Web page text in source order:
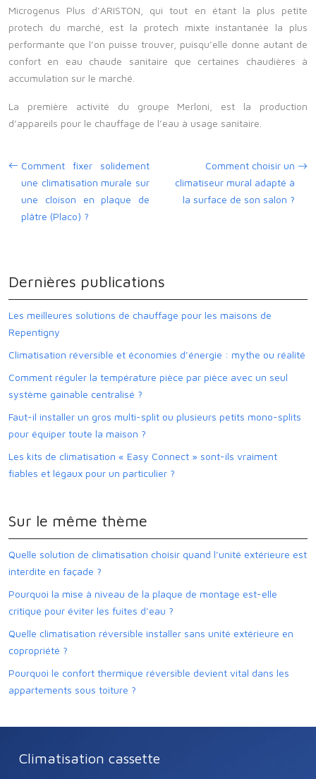
Microgenus Plus d’ARISTON, qui tout en étant la plus petite
protech du marché, est la protech mixte instantanée la plus
performante que l’on puisse trouver, puisqu’elle donne autant de
confort en eau chaude sanitaire que certaines chaudières à
accumulation sur le marché.
La première activité du groupe Merloni, est la production
d’appareils pour le chauffage de l’eau à usage sanitaire.
Comment fixer solidement
une climatisation murale sur
une cloison en plaque de
plâtre (Placo) ?
Comment choisir un
climatiseur mural adapté à
la surface de son salon ?
Dernières publications
Les meilleures solutions de chauffage pour les maisons de
Repentigny
Climatisation réversible et économies d’énergie : mythe ou réalité
Comment réguler la température pièce par pièce avec un seul
système gainable centralisé ?
Faut-il installer un gros multi-split ou plusieurs petits mono-splits
pour équiper toute la maison ?
Les kits de climatisation « Easy Connect » sont-ils vraiment
fiables et légaux pour un particulier ?
Sur le même thème
Quelle solution de climatisation choisir quand l’unité extérieure est
interdite en façade ?
Pourquoi la mise à niveau de la plaque de montage est-elle
critique pour éviter les fuites d’eau ?
Quelle climatisation réversible installer sans unité extérieure en
copropriété ?
Pourquoi le confort thermique réversible devient vital dans les
appartements sous toiture ?
Climatisation cassette